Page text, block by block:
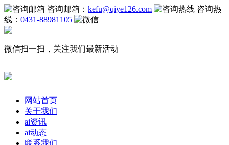
咨询邮箱： kefu@qiye126.com
咨询热
线： 0431-88981105
微信扫一扫，关注我们最新活动
网站首页
关于我们
ai资讯
ai动态
联系我们